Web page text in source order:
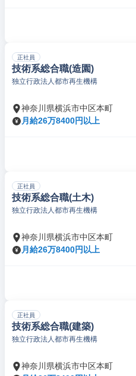
正社員
技術系総合職(造園)
独立行政法人都市再生機構
神奈川県横浜市中区本町
月給26万8400円以上
正社員
技術系総合職(土木)
独立行政法人都市再生機構
神奈川県横浜市中区本町
月給26万8400円以上
正社員
技術系総合職(建築)
独立行政法人都市再生機構
神奈川県横浜市中区本町